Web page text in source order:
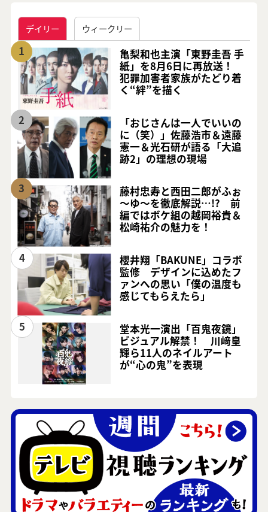
デイリー ウィークリー
1
亀梨和也主演「東野圭吾 手
紙」を8月6日に再放送！
犯罪加害者家族がたどり着
く“絆”を描く
2
「おじさんは一人でいいの
に（笑）」佐藤浩市＆遠藤
憲一＆光石研が語る「大追
跡2」の理想の現場
3
藤村忠寿と西田二郎がふぉ
～ゆ～を徹底解説…!? 前
編ではボケ組の越岡裕貴＆
松崎祐介の魅力を！
4
櫻井翔「BAKUNE」コラボ
監修 デザインに込めたフ
ァンへの思い「僕の温度も
感じてもらえたら」
5
堂本光一演出「百鬼夜鏡」
ビジュアル解禁！ 川﨑皇
輝ら11人のネイルアート
が“心の鬼”を表現